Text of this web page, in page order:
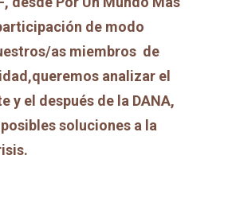
de modo
as miembros de
analizar el
y el después de la DANA,
soluciones a la